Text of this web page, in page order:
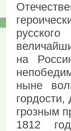
на
ныне
гордости,
грозным
1812